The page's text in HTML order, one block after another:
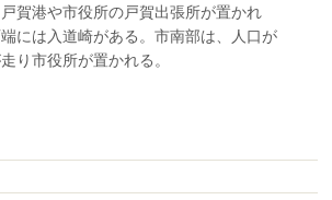
賀港や市役所の戸賀出張所が置かれ
には入道崎がある。市南部は、人口が
り市役所が置かれる。